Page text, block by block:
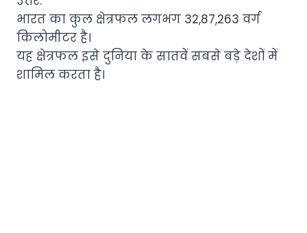
भारत का कुल क्षेत्रफल लगभग 32,87,263 वर्ग
किलोमीटर है।
यह क्षेत्रफल इसे दुनिया के सातवें सबसे बड़े देशों में
शामिल करता है।